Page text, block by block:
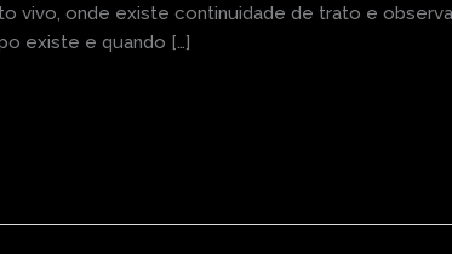
vivo, onde existe continuidade de trato e
existe e quando […]